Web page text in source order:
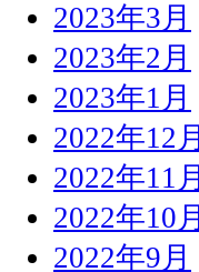
2023年3月
2023年2月
2023年1月
2022年12月
2022年11月
2022年10月
2022年9月